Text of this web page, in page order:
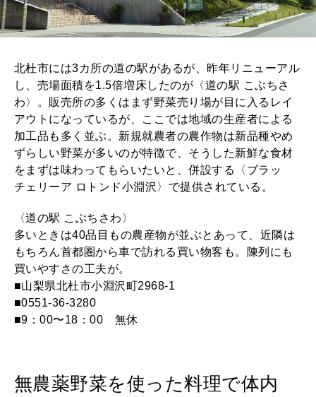
北杜市には3カ所の道の駅があるが、昨年リニューアル
し、売場面積を1.5倍増床したのが〈道の駅 こぶちさ
わ〉。販売所の多くはまず野菜売り場が目に入るレイ
アウトになっているが、ここでは地域の生産者による
加工品も多く並ぶ。新規就農者の農作物は新品種やめ
ずらしい野菜が多いのが特徴で、そうした新鮮な食材
をまずは味わってもらいたいと、併設する〈ブラッ
チェリーア ロトンド小淵沢〉で提供されている。
〈道の駅 こぶちさわ〉
多いときは40品目もの農産物が並ぶとあって、近隣は
もちろん首都圏から車で訪れる買い物客も。陳列にも
買いやすさの工夫が。
■山梨県北杜市小淵沢町2968-1
■0551-36-3280
■9：00〜18：00 無休
無農薬野菜を使った料理で体内